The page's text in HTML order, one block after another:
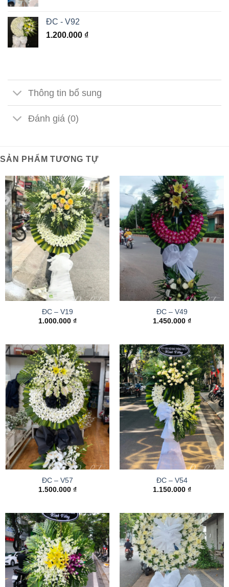
ĐC - V92
1.200.000 ₫
Thông tin bổ sung
Đánh giá (0)
SẢN PHẨM TƯƠNG TỰ
ĐC – V19
1.000.000 ₫
ĐC – V49
1.450.000 ₫
ĐC – V57
1.500.000 ₫
ĐC – V54
1.150.000 ₫